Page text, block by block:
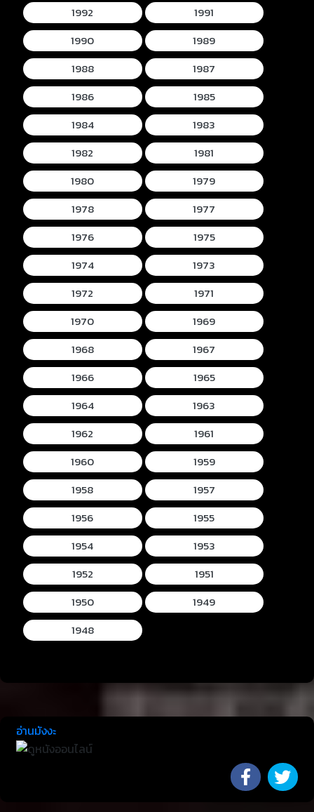
1992
1991
1990
1989
1988
1987
1986
1985
1984
1983
1982
1981
1980
1979
1978
1977
1976
1975
1974
1973
1972
1971
1970
1969
1968
1967
1966
1965
1964
1963
1962
1961
1960
1959
1958
1957
1956
1955
1954
1953
1952
1951
1950
1949
1948
อ่านมังงะ